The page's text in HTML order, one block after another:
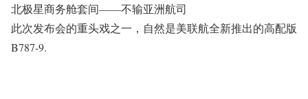
北极星商务舱套间——不输亚洲航司
此次发布会的重头戏之一，自然是美联航全新推出的高配版
B787-9.